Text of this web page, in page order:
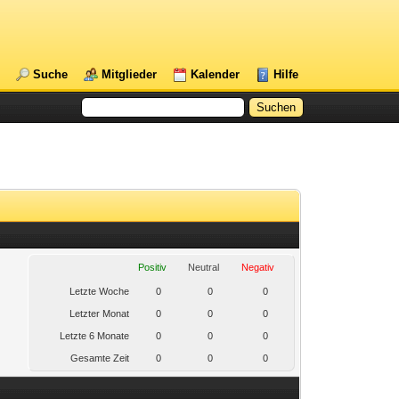
Suche Mitglieder Kalender Hilfe
Positiv Neutral Negativ
Letzte Woche 0 0 0
Letzter Monat 0 0 0
Letzte 6 Monate 0 0 0
Gesamte Zeit 0 0 0